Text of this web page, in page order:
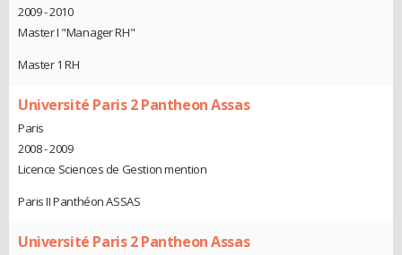
2009 - 2010
Master I "Manager RH"
Master 1 RH
Université Paris 2 Pantheon Assas
Paris
2008 - 2009
Licence Sciences de Gestion mention
Paris II Panthéon ASSAS
Université Paris 2 Pantheon Assas